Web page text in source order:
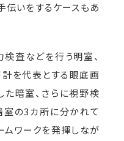
伝いをするケースもあ
査などを行う明室、
を代表とする眼底画
暗室、さらに視野検
の3カ所に分かれて
ムワークを発揮しなが